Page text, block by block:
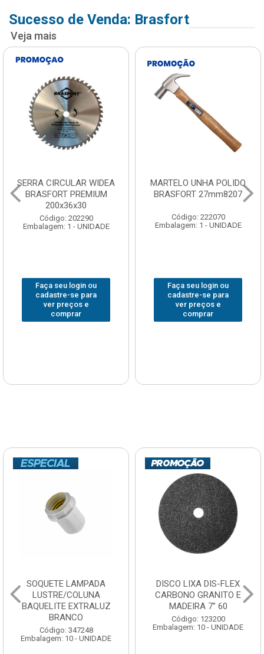
Sucesso de Venda: Brasfort
Veja mais
SERRA CIRCULAR WIDEA
BRASFORT PREMIUM
200x36x30
Código: 202290
Embalagem: 1 - UNIDADE
Faça seu login ou
cadastre-se para
ver preços e
comprar
MARTELO UNHA POLIDO
BRASFORT 27mm8207
Código: 222070
Embalagem: 1 - UNIDADE
Faça seu login ou
cadastre-se para
ver preços e
comprar
SOQUETE LAMPADA
LUSTRE/COLUNA
BAQUELITE EXTRALUZ
BRANCO
Código: 347248
Embalagem: 10 - UNIDADE
DISCO LIXA DIS-FLEX
CARBONO GRANITO E
MADEIRA 7” 60
Código: 123200
Embalagem: 10 - UNIDADE